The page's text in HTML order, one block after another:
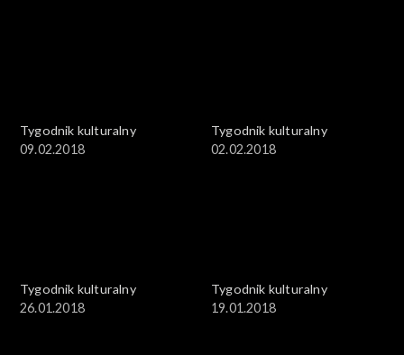
Tygodnik kulturalny
09.02.2018
Tygodnik kulturalny
02.02.2018
Tygodnik kulturalny
26.01.2018
Tygodnik kulturalny
19.01.2018